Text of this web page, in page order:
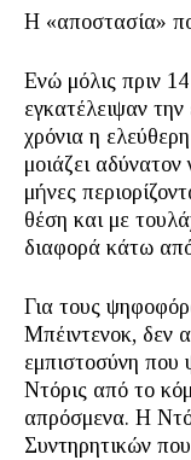
Η «αποστασία»
Ενώ μόλις πριν
εγκατέλειψαν
χρόνια η
μοιάζει
μήνες
θέση και με
διαφορά κάτω
Για τους
Μπέιντενοκ, δεν
εμπιστοσύνη που
Ντόρις από το
απρόσμενα. Η
Συντηρητικών